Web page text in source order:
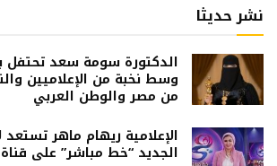
نشر حديثا
الدكتورة سومة سعد تحتفل
وسط نخبة من الإعلاميين
من مصر والوطن العربي
الإعلامية ريهام ماهر تستعد
الجديد “خط مباشر” على